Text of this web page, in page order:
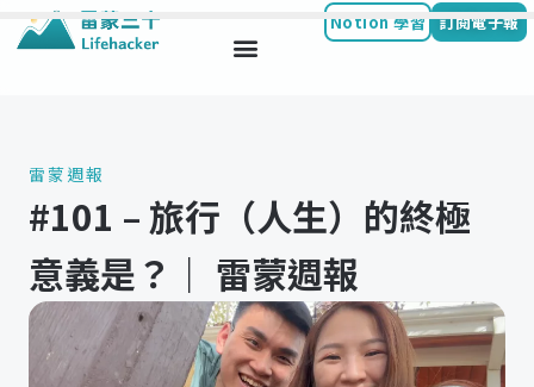
Notion 學習 訂閱電子報
雷蒙週報
#101 – 旅行（人生）的終極
意義是？｜ 雷蒙週報